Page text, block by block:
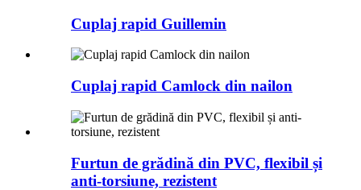
Cuplaj rapid Guillemin
Cuplaj rapid Camlock din nailon
Furtun de grădină din PVC, flexibil și
anti-torsiune, rezistent